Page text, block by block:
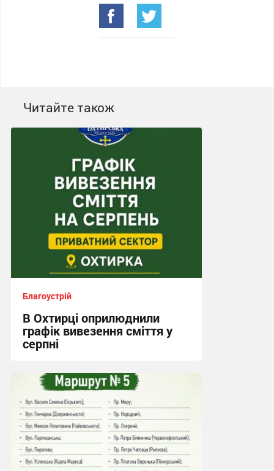
Читайте також
Благоустрій
В Охтирці оприлюднили
графік вивезення сміття у
серпні
21:08, 2.08.2026